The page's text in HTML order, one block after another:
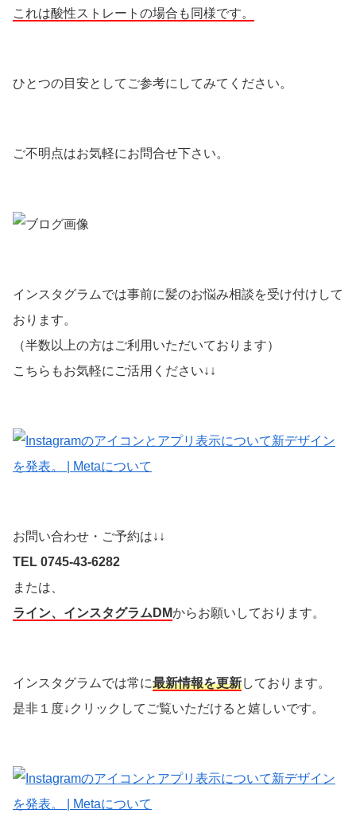
これは酸性ストレートの場合も同様です。
ひとつの目安としてご参考にしてみてください。
ご不明点はお気軽にお問合せ下さい。
インスタグラムでは事前に髪のお悩み相談を受け付けして
おります。
（半数以上の方はご利用いただいております）
こちらもお気軽にご活用ください↓↓
お問い合わせ・ご予約は↓↓
TEL 0745-43-6282
または、
ライン、インスタグラムDMからお願いしております。
インスタグラムでは常に最新情報を更新しております。
是非１度↓クリックしてご覧いただけると嬉しいです。